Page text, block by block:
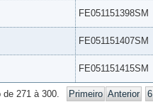
FE051151398SM
FE051151407SM
FE051151415SM
271 à 300. Primeiro Anterior 6